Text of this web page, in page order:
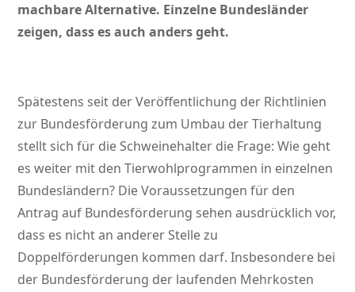
machbare Alternative. Einzelne Bundesländer
zeigen, dass es auch anders geht.
Spätestens seit der Veröffentlichung der Richtlinien
zur Bundesförderung zum Umbau der Tierhaltung
stellt sich für die Schweinehalter die Frage: Wie geht
es weiter mit den Tierwohlprogrammen in einzelnen
Bundesländern? Die Voraussetzungen für den
Antrag auf Bundesförderung sehen ausdrücklich vor,
dass es nicht an anderer Stelle zu
Doppelförderungen kommen darf. Insbesondere bei
der Bundesförderung der laufenden Mehrkosten